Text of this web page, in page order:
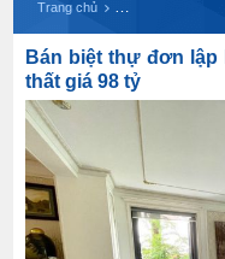
Trang chủ
Bán biệt thự đơn
thất giá 98 tỷ